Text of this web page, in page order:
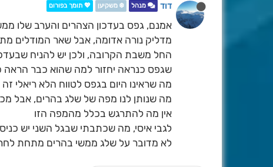
דוד מנהל ❄️ משקיען 💖 תומך בפורום
אמנם, גפס בעדכון הצהרים והערב שלו
מדליק נורה אדומה, אבל שאר המודלים
החל משבת הקרובה, ולכן יש להניח
שגפס כנראה יחזור למה שהוא כבר
מה שנותן לנו מפה של שלג בהרים, אבל
אין מה להתרגש בכלל מהמפה הזו
לא מדובר על שלג ממשי בהרים מתחת